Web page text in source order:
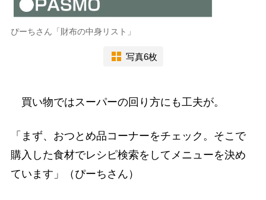
ぴーちさん「財布の中身リスト」
写真6枚
買い物ではスーパーの回り方にも工夫が。
「まず、おつとめ品コーナーをチェック。そこで
購入した食材でレシピ検索をしてメニューを決め
ています」（ぴーちさん）